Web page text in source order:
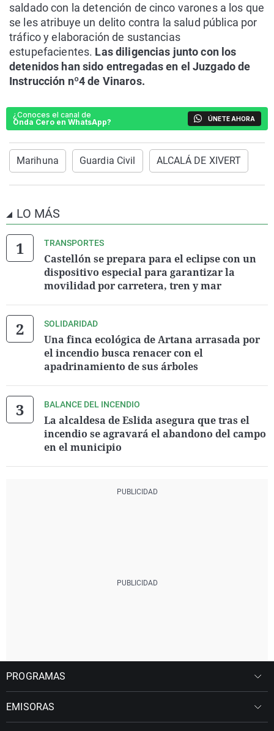
saldado con la detención de cinco varones a los que
se les atribuye un delito contra la salud pública por
tráfico y elaboración de sustancias
estupefacientes. Las diligencias junto con los
detenidos han sido entregadas en el Juzgado de
Instrucción nº4 de Vinaros.
¿Conoces el canal de
Onda Cero en WhatsApp?
ÚNETE AHORA
Marihuna Guardia Civil ALCALÁ DE XIVERT
LO MÁS
TRANSPORTES
Castellón se prepara para el eclipse con un
dispositivo especial para garantizar la
movilidad por carretera, tren y mar
SOLIDARIDAD
Una finca ecológica de Artana arrasada por
el incendio busca renacer con el
apadrinamiento de sus árboles
BALANCE DEL INCENDIO
La alcaldesa de Eslida asegura que tras el
incendio se agravará el abandono del campo
en el municipio
PROGRAMAS
EMISORAS